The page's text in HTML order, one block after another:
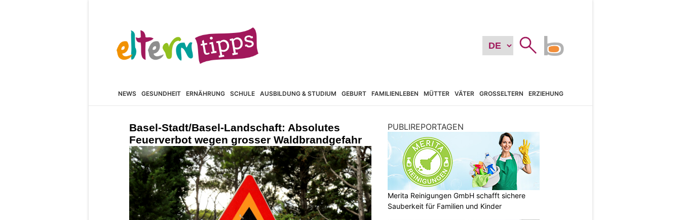
NEWS GESUNDHEIT ERNÄHRUNG SCHULE AUSBILDUNG & STUDIUM GEBURT FAMILIENLEBEN MÜTTER VÄTER GROSSELTERN ERZIEHUNG
Basel-Stadt/Basel-Landschaft: Absolutes
Feuerverbot wegen grosser Waldbrandgefahr
PUBLIREPORTAGEN
Merita Reinigungen GmbH schafft sichere
Sauberkeit für Familien und Kinder